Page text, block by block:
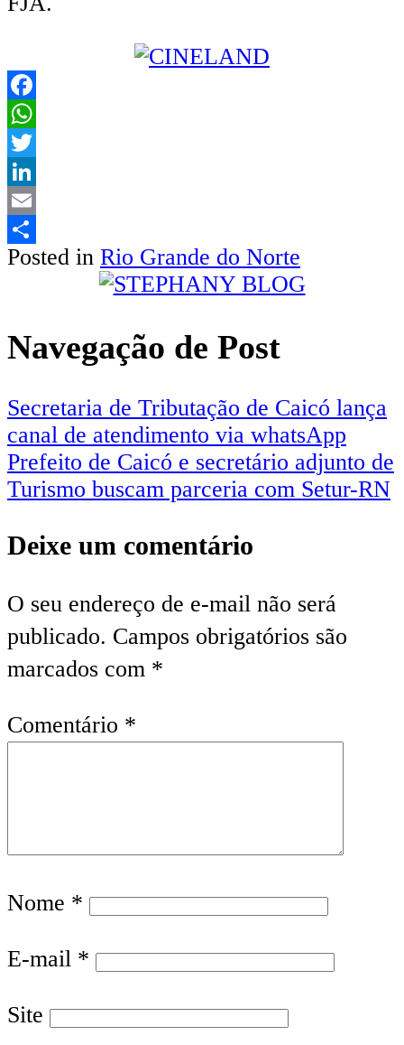
Facebook
WhatsApp
Twitter
LinkedIn
Email
Share
Posted in Rio Grande do Norte
Navegação de Post
Secretaria de Tributação de Caicó lança
canal de atendimento via whatsApp
Prefeito de Caicó e secretário adjunto de
Turismo buscam parceria com Setur-RN
Deixe um comentário
O seu endereço de e-mail não será
publicado. Campos obrigatórios são
marcados com *
Comentário *
Nome *
E-mail *
Site